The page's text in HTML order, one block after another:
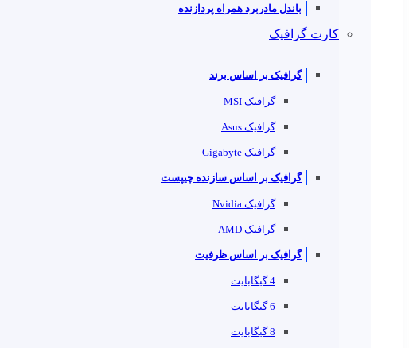
باندل مادربرد همراه پردازنده
کارت گرافیک
گرافیک بر اساس برند
گرافیک MSI
گرافیک Asus
گرافیک Gigabyte
گرافیک بر اساس سازنده چیپست
گرافیک Nvidia
گرافیک AMD
گرافیک بر اساس ظرفیت
4 گیگابایت
6 گیگابایت
8 گیگابایت